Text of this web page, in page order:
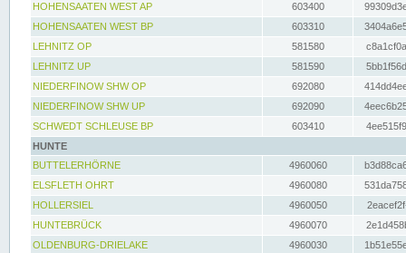
HOHENSAATEN WEST AP
603400
HOHENSAATEN WEST BP
603310
LEHNITZ OP
581580
LEHNITZ UP
581590
NIEDERFINOW SHW OP
692080
NIEDERFINOW SHW UP
692090
SCHWEDT SCHLEUSE BP
603410
HUNTE
BUTTELERHÖRNE
4960060
ELSFLETH OHRT
4960080
HOLLERSIEL
4960050
HUNTEBRÜCK
4960070
OLDENBURG-DRIELAKE
4960030